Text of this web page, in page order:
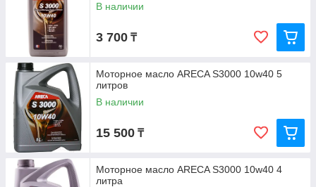
В наличии
3 700 ₸
Моторное масло ARECA S3000 10w40 5
литров
В наличии
15 500 ₸
Моторное масло ARECA S3000 10w40 4
литра